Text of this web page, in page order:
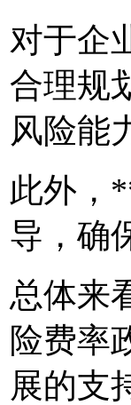
对于企
合理规
风险能
此外，
导，确
总体来
险费率
展的支